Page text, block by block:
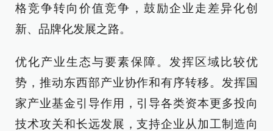
格竞争转向价值竞争，鼓励企业走差异化创
新、品牌化发展之路。
优化产业生态与要素保障。发挥区域比较优
势，推动东西部产业协作和有序转移。发挥国
家产业基金引导作用，引导各类资本更多投向
技术攻关和长远发展，支持企业从加工制造向